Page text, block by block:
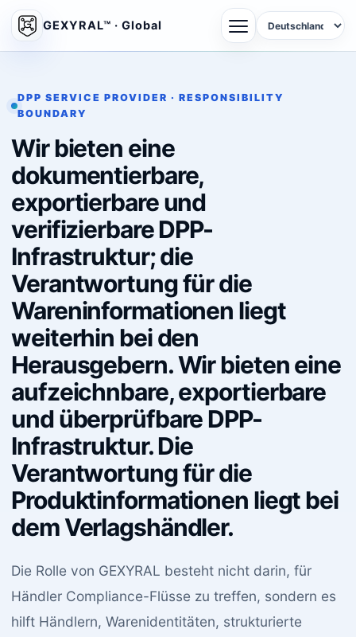
GEXYRAL™ · Global
DPP SERVICE PROVIDER · RESPONSIBILITY
BOUNDARY
Wir bieten eine
dokumentierbare,
exportierbare und
verifizierbare DPP-
Infrastruktur; die
Verantwortung für die
Wareninformationen liegt
weiterhin bei den
Herausgebern. Wir bieten eine
aufzeichnbare, exportierbare
und überprüfbare DPP-
Infrastruktur. Die
Verantwortung für die
Produktinformationen liegt bei
dem Verlagshändler.
Die Rolle von GEXYRAL besteht nicht darin, für
Händler Compliance-Flüsse zu treffen, sondern es
hilft Händlern, Warenidentitäten, strukturierte